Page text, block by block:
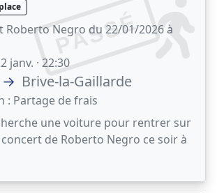
PASSÉ
Roberto Negro du 22/01/2026 à
janv. · 22:30
→ Brive-la-Gaillarde
: Partage de frais
une voiture pour rentrer sur
de Roberto Negro ce soir à